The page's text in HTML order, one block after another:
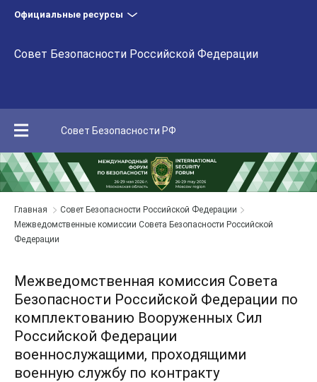
Официальные ресурсы
Совет Безопасности Российской Федерации
Совет Безопасности РФ
Главная
Совет Безопасности Российской Федерации
Межведомственные комиссии Совета Безопасности Российской
Федерации
Межведомственная комиссия Совета
Безопасности Российской Федерации по
комплектованию Вооруженных Сил
Российской Федерации
военнослужащими, проходящими
военную службу по контракту